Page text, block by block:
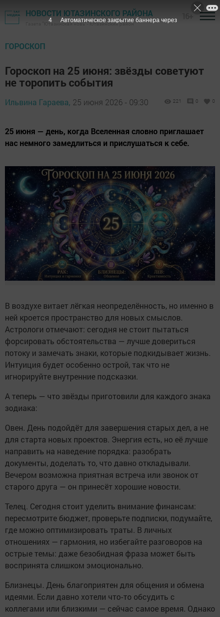
НОВОСТИ ЮТАЗИНСКОГО РАЙОНА
Газета "Ютазинская новь" - Ютазинский район
ГОРОСКОП
Гороскоп на 25 июня: звёзды советуют
не торопить события
Ильвина Гараева, 25 июня 2026 - 09:30 221 0 0
25 июня — день, когда Вселенная словно приглашает
нас немного замедлиться и прислушаться к себе.
В воздухе витает лёгкая неопределённость, но именно в
ней кроется пространство для новых смыслов.
Астрологи отмечают: сегодня не стоит пытаться
форсировать обстоятельства — лучше довериться
потоку и замечать знаки, которые подкидывает жизнь.
Интуиция будет особенно острой, так что не
игнорируйте внутренние подсказки.
А теперь — что звёзды приготовили для каждого знака
зодиака:
Овен. День подойдёт для завершения старых дел, а не
для старта новых проектов. Энергия есть, но её лучше
направить на наведение порядка: разобрать
документы, доделать то, что давно откладывали.
Вечером возможна приятная встреча или звонок от
старого друга — он принесёт хорошие новости.
Телец. Сегодня стоит уделить внимание финансам:
пересмотрите бюджет, проверьте подписки, подумайте,
где можно оптимизировать траты. В личных
отношениях — гармония, но избегайте разговоров на
острые темы: даже безобидная фраза может быть
воспринята слишком эмоционально.
Близнецы. День благоприятен для общения и обмена
идеями. Если давно хотели что‑то обсудить с
коллегами или близкими — сейчас самое время. Однако
2 Автоматическое закрытие баннера через